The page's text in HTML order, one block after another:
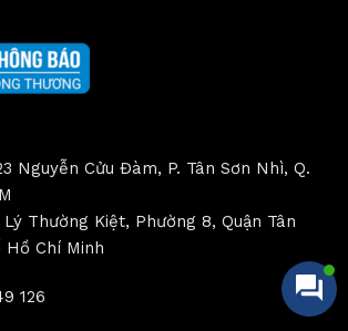
Nguyễn Cửu Đàm, P. Tân Sơn Nhì, Q.
Lý Thường Kiệt, Phường 8, Quận Tân
Chí Minh
126